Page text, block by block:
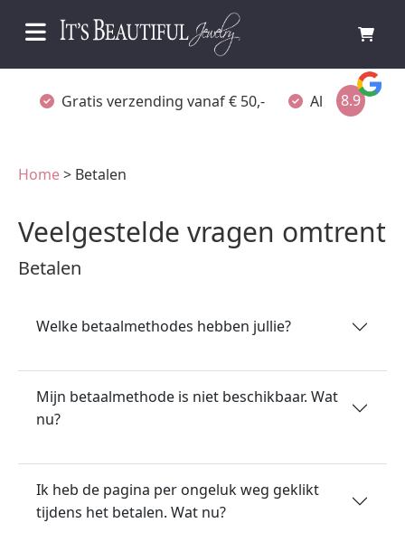
Gratis verzending vanaf € 50,- Altijd verpakt
8.9
Home> Betalen
Veelgestelde vragen omtrent
Betalen
Welke betaalmethodes hebben jullie?
Mijn betaalmethode is niet beschikbaar. Wat
nu?
Ik heb de pagina per ongeluk weg geklikt
tijdens het betalen. Wat nu?